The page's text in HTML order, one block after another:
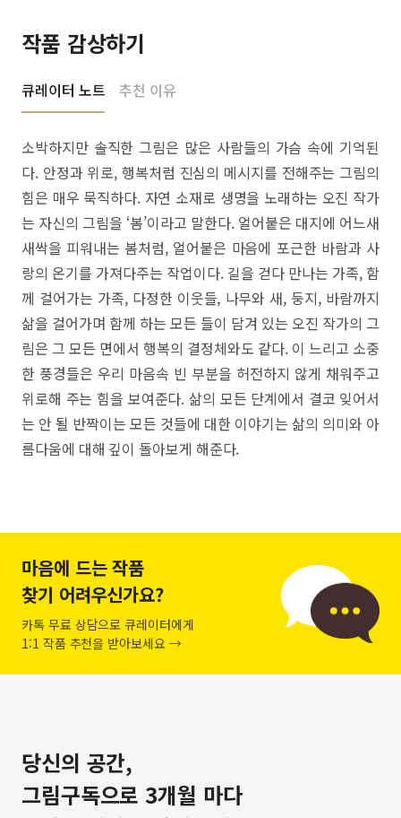
작품 감상하기
큐레이터 노트 추천 이유
소박하지만 솔직한 그림은 많은 사람들의 가슴 속에 기억된
다. 안정과 위로, 행복처럼 진심의 메시지를 전해주는 그림의
힘은 매우 묵직하다. 자연 소재로 생명을 노래하는 오진 작가
는 자신의 그림을 ‘봄’이라고 말한다. 얼어붙은 대지에 어느새
새싹을 피워내는 봄처럼, 얼어붙은 마음에 포근한 바람과 사
랑의 온기를 가져다주는 작업이다. 길을 걷다 만나는 가족, 함
께 걸어가는 가족, 다정한 이웃들, 나무와 새, 둥지, 바람까지
삶을 걸어가며 함께 하는 모든 들이 담겨 있는 오진 작가의 그
림은 그 모든 면에서 행복의 결정체와도 같다. 이 느리고 소중
한 풍경들은 우리 마음속 빈 부분을 허전하지 않게 채워주고
위로해 주는 힘을 보여준다. 삶의 모든 단계에서 결코 잊어서
는 안 될 반짝이는 모든 것들에 대한 이야기는 삶의 의미와 아
름다움에 대해 깊이 돌아보게 해준다.
마음에 드는 작품
찾기 어려우신가요?
카톡 무료 상담으로 큐레이터에게
1:1 작품 추천을 받아보세요 →
당신의 공간,
그림구독으로 3개월 마다